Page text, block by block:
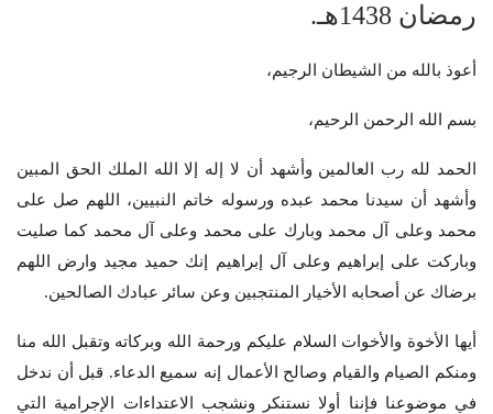
رمضان 1438هـ.
أعوذ بالله من الشيطان الرجيم،
بسم الله الرحمن الرحيم،
الحمد لله رب العالمين وأشهد أن لا إله إلا الله الملك الحق المبين
وأشهد أن سيدنا محمد عبده ورسوله خاتم النبيين، اللهم صل على
محمد وعلى آل محمد وبارك على محمد وعلى آل محمد كما صليت
وباركت على إبراهيم وعلى آل إبراهيم إنك حميد مجيد وارض اللهم
برضاك عن أصحابه الأخيار المنتجبين وعن سائر عبادك الصالحين.
أيها الأخوة والأخوات السلام عليكم ورحمة الله وبركاته وتقبل الله منا
ومنكم الصيام والقيام وصالح الأعمال إنه سميع الدعاء. قبل أن ندخل
في موضوعنا فإننا أولا نستنكر ونشجب الاعتداءات الإجرامية التي